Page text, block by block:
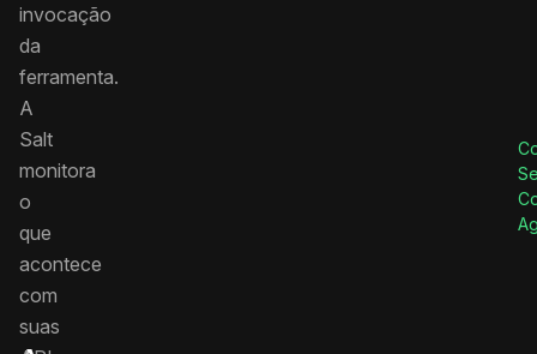
invocação
da
ferramenta.
A
Salt
monitora
o
que
acontece
com
suas